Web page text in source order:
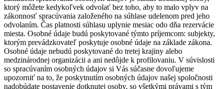
ktorý môžete kedykoľvek odvolať bez toho, aby to malo vplyv na
zákonnosť spracúvania založeného na súhlase udelenom pred jeho
odvolaním. Čas platnosti súhlasu uplynie mesiac odo dňa rezervácie
miesta. Osobné údaje budú poskytované týmto príjemcom: subjekty,
ktorým prevádzkovateľ poskytuje osobné údaje na základe zákona.
Osobné údaje nebudú poskytované do tretej krajiny alebo
medzinárodnej organizácii a ani nedôjde k profilovaniu. V súvislosti
so spracúvaním osobných údajov si Vás súčasne dovoľujeme
upozorniť na to, že poskytnutím osobných údajov našej spoločnosti
nadobúdate postavenie dotknutej osoby, so všetkými právami s tým